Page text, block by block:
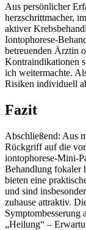
Aus persönlicher
herzschrittmacher,⁢
aktiver
betreuenden Ärztin
Kontraindikationen​
ich weitermachte.
Risiken individuell
Fazit
Abschließend: Aus
Rückgriff auf ‌die
Behandlung fokaler
‍bieten eine
und ‌sind
zuhause attraktiv.
Symptombesserung
„Heilung“ –